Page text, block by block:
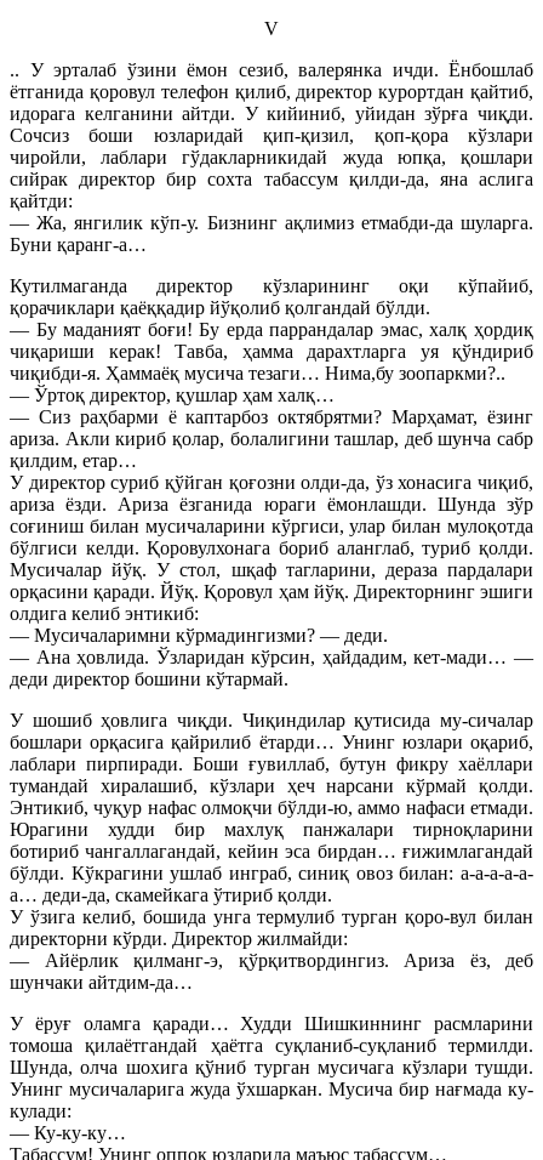
V
.. У эрталаб ўзини ёмон сезиб, валерянка ичди. Ёнбошлаб
ётганида қоровул телефон қилиб, директор курортдан қайтиб,
идорага келганини айтди. У кийиниб, уйидан зўрға чиқди.
Сочсиз боши юзларидай қип-қизил, қоп-қора кўзлари
чиройли, лаблари гўдакларникидай жуда юпқа, қошлари
сийрак директор бир сохта табассум қилди-да, яна аслига
қайтди:
— Жа, янгилик кўп-у. Бизнинг ақлимиз етмабди-да шуларга.
Буни қаранг-а…
Кутилмаганда директор кўзларининг оқи кўпайиб,
қорачиклари қаёққадир йўқолиб қолгандай бўлди.
— Бу маданият боғи! Бу ерда паррандалар эмас, халқ ҳордиқ
чиқариши керак! Тавба, ҳамма дарахтларга уя қўндириб
чиқибди-я. Ҳаммаёқ мусича тезаги… Нима,бу зоопаркми?..
— Ўртоқ директор, қушлар ҳам халқ…
— Сиз раҳбарми ё каптарбоз октябрятми? Марҳамат, ёзинг
ариза. Акли кириб қолар, болалигини ташлар, деб шунча сабр
қилдим, етар…
У директор суриб қўйган қоғозни олди-да, ўз хонасига чиқиб,
ариза ёзди. Ариза ёзганида юраги ёмонлашди. Шунда зўр
соғиниш билан мусичаларини кўргиси, улар билан мулоқотда
бўлгиси келди. Қоровулхонага бориб аланглаб, туриб қолди.
Мусичалар йўқ. У стол, шқаф тагларини, дераза пардалари
орқасини қаради. Йўқ. Қоровул ҳам йўқ. Директорнинг эшиги
олдига келиб энтикиб:
— Мусичаларимни кўрмадингизми? — деди.
— Ана ҳовлида. Ўзларидан кўрсин, ҳайдадим, кет-мади… —
деди директор бошини кўтармай.
У шошиб ҳовлига чиқди. Чиқиндилар қутисида му-сичалар
бошлари орқасига қайрилиб ётарди… Унинг юзлари оқариб,
лаблари пирпиради. Боши ғувиллаб, бутун фикру хаёллари
тумандай хиралашиб, кўзлари ҳеч нарсани кўрмай қолди.
Энтикиб, чуқур нафас олмоқчи бўлди-ю, аммо нафаси етмади.
Юрагини худди бир махлуқ панжалари тирноқларини
ботириб чангаллагандай, кейин эса бирдан… ғижимлагандай
бўлди. Кўкрагини ушлаб инграб, синиқ овоз билан: а-а-а-а-а-
а… деди-да, скамейкага ўтириб қолди.
У ўзига келиб, бошида унга термулиб турган қоро-вул билан
директорни кўрди. Директор жилмайди:
— Айёрлик қилманг-э, қўрқитвордингиз. Ариза ёз, деб
шунчаки айтдим-да…
У ёруғ оламга қаради… Худди Шишкиннинг расмларини
томоша қилаётгандай ҳаётга суқланиб-суқланиб термилди.
Шунда, олча шохига қўниб турган мусичага кўзлари тушди.
Унинг мусичаларига жуда ўхшаркан. Мусича бир нағмада ку-
кулади:
— Ку-ку-ку…
Табассум! Унинг оппоқ юзларида маъюс табассум…